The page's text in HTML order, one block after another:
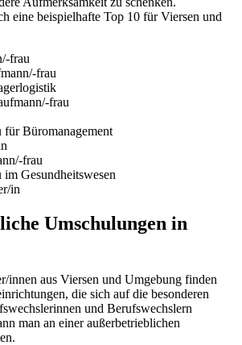
eine beispielhafte Top 10 für Viersen und
frau
frau
frau
Büromanagement
frau
Gesundheitswesen
in
Umschulungen in
innen aus Viersen und Umgebung finden
die sich auf die besonderen
und Berufswechslern
man an einer außerbetrieblichen